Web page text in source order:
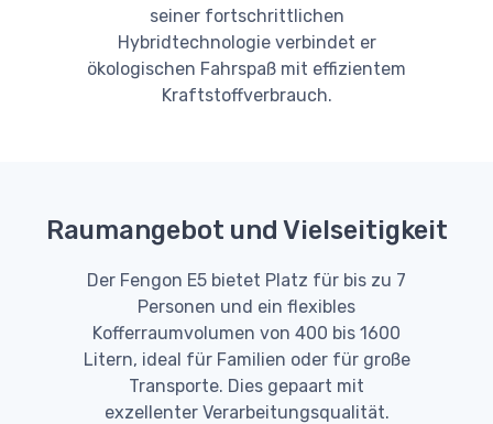
seiner fortschrittlichen
Hybridtechnologie verbindet er
ökologischen Fahrspaß mit effizientem
Kraftstoffverbrauch.
Raumangebot und Vielseitigkeit
Der Fengon E5 bietet Platz für bis zu 7
Personen und ein flexibles
Kofferraumvolumen von 400 bis 1600
Litern, ideal für Familien oder für große
Transporte. Dies gepaart mit
exzellenter Verarbeitungsqualität.